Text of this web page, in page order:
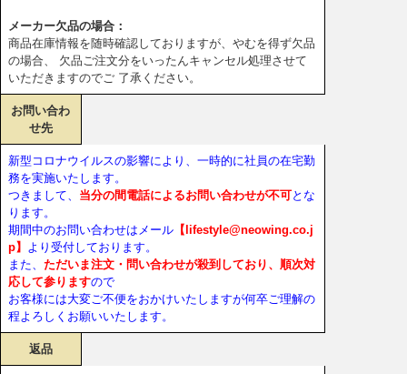
メーカー欠品の場合：
商品在庫情報を随時確認しておりますが、やむを得ず欠品
の場合、 欠品ご注文分をいったんキャンセル処理させて
いただきますのでご 了承ください。
お問い合わ
せ先
新型コロナウイルスの影響により、一時的に社員の在宅勤
務を実施いたします。
つきまして、 当分の間電話によるお問い合わせが不可とな
ります。
期間中のお問い合わせはメール 【lifestyle@neowing.co.j
p】 より受付しております。
また、 ただいま注文・問い合わせが殺到しており、順次対
応して参りますので
お客様には大変ご不便をおかけいたしますが何卒ご理解の
程よろしくお願いいたします。
返品